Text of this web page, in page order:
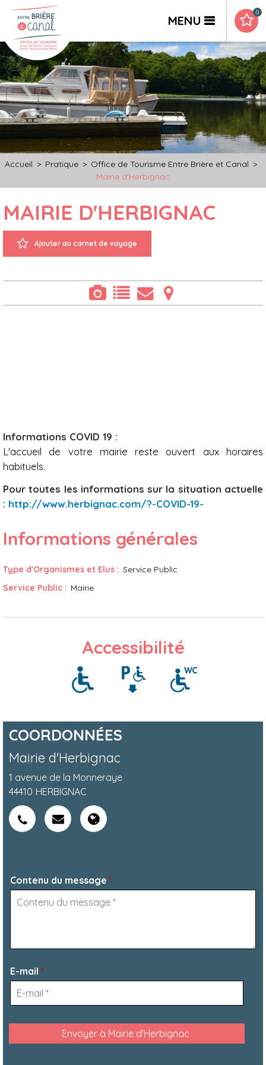
MENU
0
Accueil > Pratique > Office de Tourisme Entre Brière et Canal >
Mairie d'Herbignac
MAIRIE D'HERBIGNAC
Ajouter au carnet de voyage
Informations COVID 19 :
L'accueil de votre mairie reste ouvert aux horaires
habituels.
Pour toutes les informations sur la situation actuelle
: http://www.herbignac.com/?-COVID-19-
Informations générales
Type d'Organismes et Elus : Service Public
Service Public : Mairie
Accessibilité
COORDONNÉES
Mairie d'Herbignac
1 avenue de la Monneraye
44410 HERBIGNAC
Contenu du message *
E-mail *